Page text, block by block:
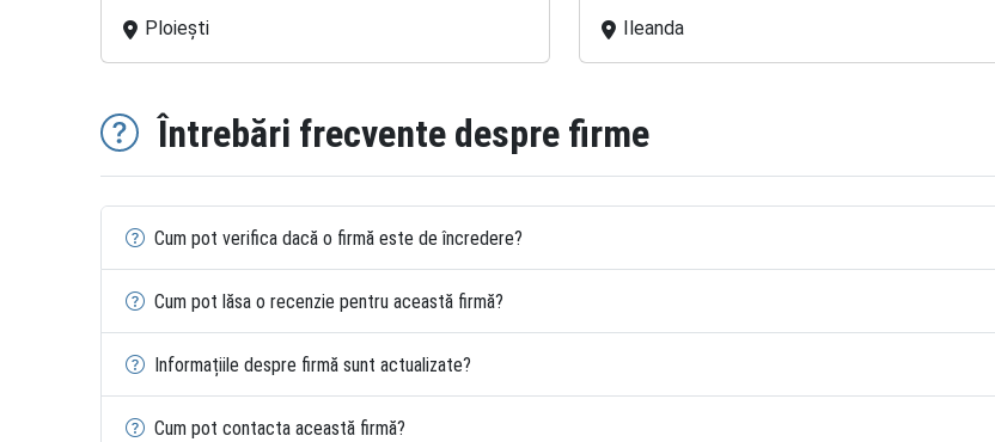
Ploiești Ileanda
Întrebări frecvente despre firme
Cum pot verifica dacă o firmă este de încredere?
Cum pot lăsa o recenzie pentru această firmă?
Informațiile despre firmă sunt actualizate?
Cum pot contacta această firmă?